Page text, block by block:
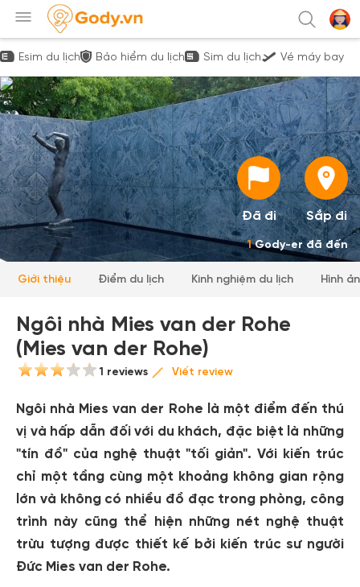
Esim du lịch Bảo hiểm du lịch Sim du lịch Vé máy bay
Đã đi Sắp đi
1Gody-er đã đến
Giới thiệu Điểm du lịch Kinh nghiệm du lịch Hình
Ngôi nhà Mies van der Rohe
(Mies van der Rohe)
1 reviews Viết review
Ngôi nhà Mies van der Rohe là một điểm đến thú
vị và hấp dẫn đối với du khách, đặc biệt là những
"tín đồ" của nghệ thuật "tối giản". Với kiến trúc
chỉ một tầng cùng một khoảng không gian rộng
lớn và không có nhiều đồ đạc trong phòng, công
trình này cũng thể hiện những nét nghệ thuật
trừu tượng được thiết kế bởi kiến trúc sư người
Đức Mies van der Rohe.